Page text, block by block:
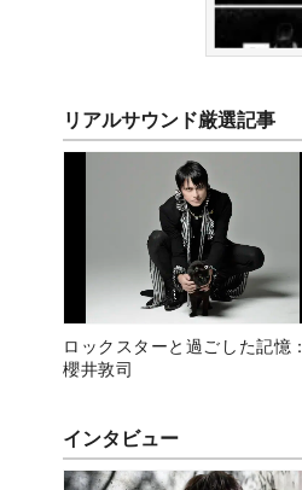
リアルサウンド厳選記事
ロックスターと過ごした記憶：
櫻井敦司
インタビュー